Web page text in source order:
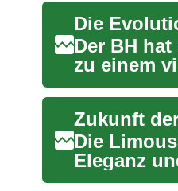
Der BH
zu einem
Komfort,
Zukunft
Die
Eleganz